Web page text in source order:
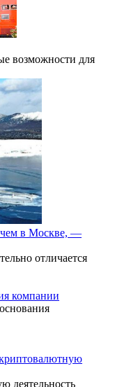
возможности для
чем в Москве, —
отличается
компании
деятельность